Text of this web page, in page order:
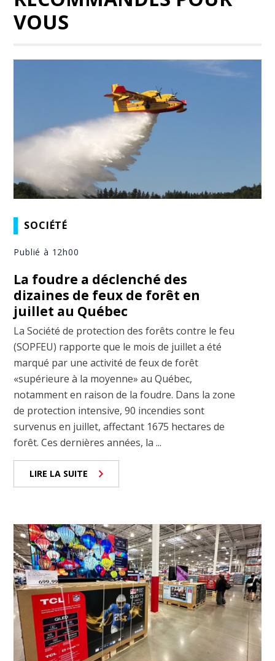
VOUS
SOCIÉTÉ
Publié à 12h00
La foudre a déclenché des
dizaines de feux de forêt en
juillet au Québec
La Société de protection des forêts contre le feu
(SOPFEU) rapporte que le mois de juillet a été
marqué par une activité de feux de forêt
«supérieure à la moyenne» au Québec,
notamment en raison de la foudre. Dans la zone
de protection intensive, 90 incendies sont
survenus en juillet, affectant 1675 hectares de
forêt. Ces dernières années, la ...
LIRE LA SUITE